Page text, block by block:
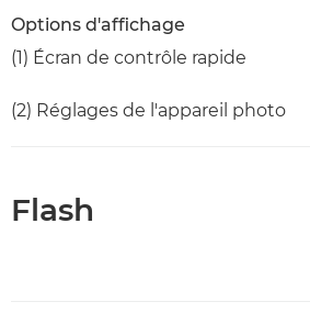
Options d'affichage
(1) Écran de contrôle rapide
(2) Réglages de l'appareil photo
Flash